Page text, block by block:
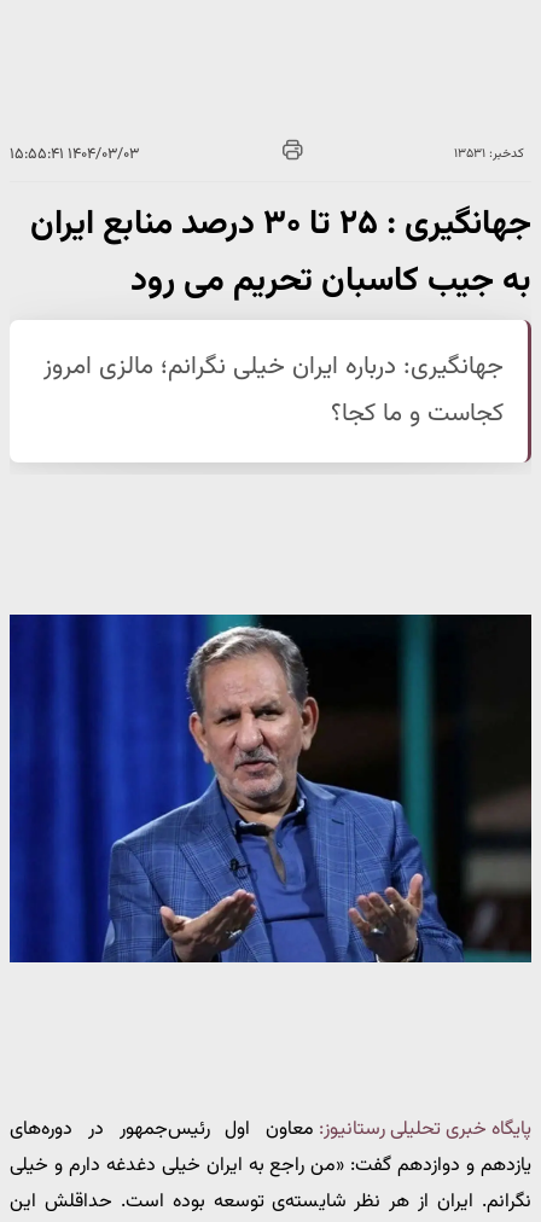
کدخبر: ۱۳۵۳۱ ۱۴۰۴/۰۳/۰۳ ۱۵:۵۵:۴۱
جهانگیری : ۲۵ تا ۳۰ درصد منابع ایران
به جیب کاسبان تحریم می رود
جهانگیری: درباره ایران خیلی نگرانم؛ مالزی امروز
کجاست و ما کجا؟
پایگاه خبری تحلیلی رستانیوز: معاون اول رئیس‌جمهور در دوره‌های
یازدهم و دوازدهم گفت: «من راجع به ایران خیلی دغدغه دارم و خیلی
نگرانم. ایران از هر نظر شایسته‌ی توسعه بوده است. حداقلش این